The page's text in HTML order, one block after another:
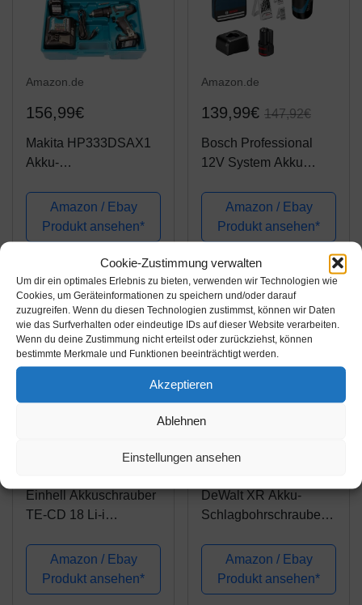
Cookie-Zustimmung verwalten
Um dir ein optimales Erlebnis zu bieten, verwenden wir Technologien wie
Cookies, um Geräteinformationen zu speichern und/oder darauf
zuzugreifen. Wenn du diesen Technologien zustimmst, können wir Daten
wie das Surfverhalten oder eindeutige IDs auf dieser Website verarbeiten.
Wenn du deine Zustimmung nicht erteilst oder zurückziehst, können
bestimmte Merkmale und Funktionen beeinträchtigt werden.
Akzeptieren
Ablehnen
Einstellungen ansehen
Amazon.de
156,99€
Makita HP333DSAX1
Akku-
12 V max. / 2,0 Ah, 2
Akkus + Ladegerät in
Transportkoffer
Amazon / Ebay
Produkt ansehen*
Amazon.de
139,99€ 147,92€
Bosch Professional
12V System Akku
GSB 12V-15 (Bohr-Ø
Holz max: 19 mm, inkl.
2x2,0 Ah Akku +
Ladegerät, 3x Bohrer-
Set, in Tasche) -...
Amazon / Ebay
Produkt ansehen*
Einhell Akkuschrauber
TE-CD 18 Li-i
Change (mit
Schlagfunktion, Li-Ion,
18 V, 2 Gang, 60 Nm,
Amazon / Ebay
Produkt ansehen*
291,99€
DeWalt XR Akku-
Schlagbohrschrauber
Schlagbohrmaschine
mit 2-Gang-
Vollmetallgetriebe &
Amazon / Ebay
Produkt ansehen*